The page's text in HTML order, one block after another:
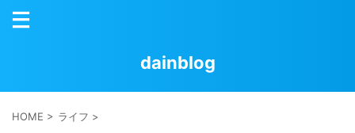
dainblog
HOME > ライフ >